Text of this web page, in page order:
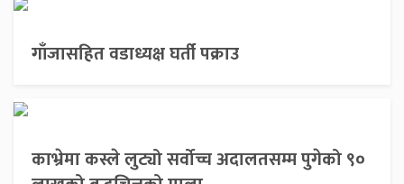
गाँजासहित वडाध्यक्ष घर्ती पक्राउ
काभ्रेमा कस्ले लुट्यो सर्वोच्च अदालतसम्म पुगेको ९०